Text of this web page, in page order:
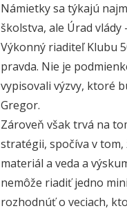
Námietky sa týkajú
školstva, ale Úrad vlády
Výkonný riaditeľ Klubu
pravda. Nie je
vypisovali výzvy, ktoré
Gregor.
Zároveň však trvá na
stratégii, spočíva v
materiál a veda a
nemôže riadiť jedno
rozhodnúť o veciach,